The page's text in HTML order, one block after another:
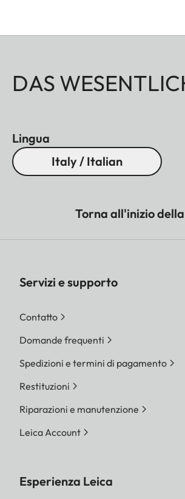
DAS
Lingua
Italy / Italian
Torna all'inizio
Servizi e supporto
Contatto
Domande frequenti
Spedizioni e termini di pagamento
Restituzioni
Riparazioni e manutenzione
Leica Account
Esperienza Leica